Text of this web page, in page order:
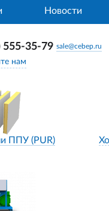
Новости
555-35-79 sale@cebep.ru
Напишите нам
ППУ (PUR)